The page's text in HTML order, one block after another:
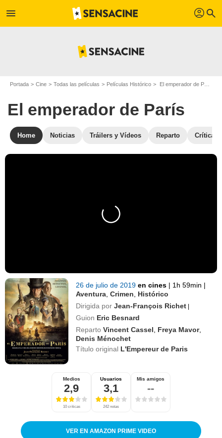
menu profil search
Portada Cine Todas las películas Películas Histórico El emperador de París
El emperador de París
Home Noticias Tráilers y Vídeos Reparto Críticas
26 de julio de 2019en cines | 1h 59min |
Aventura ,Crimen
Histórico
Dirigida por Jean-François Richet |
Guion Eric Besnard
Reparto Vincent Cassel Freya Mavor,
Denis Ménochet
Título original L'Empereur de Paris
Medios
2,9
10 críticas
Usuarios
3,1
242 notas
Mis amigos
--
VER EN AMAZON PRIME VIDEO